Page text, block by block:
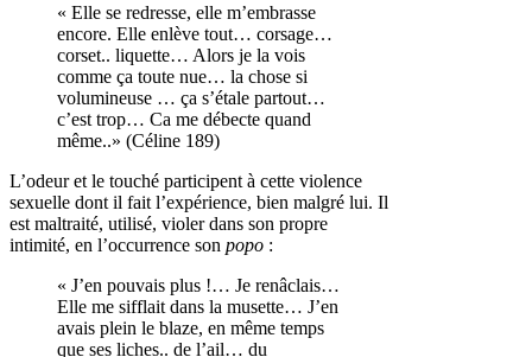
« Elle se redresse, elle m’embrasse
encore. Elle enlève tout… corsage…
corset.. liquette… Alors je la vois
comme ça toute nue… la chose si
volumineuse … ça s’étale partout…
c’est trop… Ca me débecte quand
même..» (Céline 189)
L’odeur et le touché participent à cette violence
sexuelle dont il fait l’expérience, bien malgré lui. Il
est maltraité, utilisé, violer dans son propre
intimité, en l’occurrence son popo :
« J’en pouvais plus !… Je renâclais…
Elle me sifflait dans la musette… J’en
avais plein le blaze, en même temps
que ses liches.. de l’ail… du